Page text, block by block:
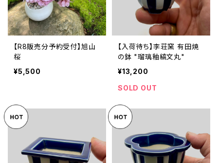
【R8販売分予約受付】旭山
桜
¥5,500
【入荷待ち】李荘窯 有田焼
の鉢 "瑠璃釉縞文丸"
¥13,200
SOLD OUT